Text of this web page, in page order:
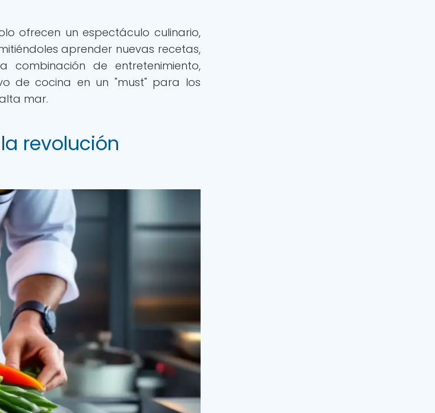
ofrecen un espectáculo culinario,
aprender nuevas recetas,
combinación de entretenimiento,
de cocina en un "must" para los
mar.
revolución